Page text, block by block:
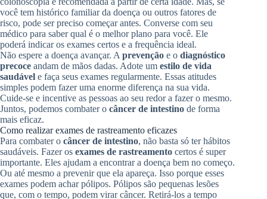
você tem histórico familiar da doença ou outros fatores de
risco, pode ser preciso começar antes. Converse com seu
médico para saber qual é o melhor plano para você. Ele
poderá indicar os exames certos e a frequência ideal.
Não espere a doença avançar. A prevenção e o diagnóstico
precoce andam de mãos dadas. Adote um estilo de vida
saudável e faça seus exames regularmente. Essas atitudes
simples podem fazer uma enorme diferença na sua vida.
Cuide-se e incentive as pessoas ao seu redor a fazer o mesmo.
Juntos, podemos combater o câncer de intestino de forma
mais eficaz.
Como realizar exames de rastreamento eficazes
Para combater o câncer de intestino, não basta só ter hábitos
saudáveis. Fazer os exames de rastreamento certos é super
importante. Eles ajudam a encontrar a doença bem no começo.
Ou até mesmo a prevenir que ela apareça. Isso porque esses
exames podem achar pólipos. Pólipos são pequenas lesões
que, com o tempo, podem virar câncer. Retirá-los a tempo